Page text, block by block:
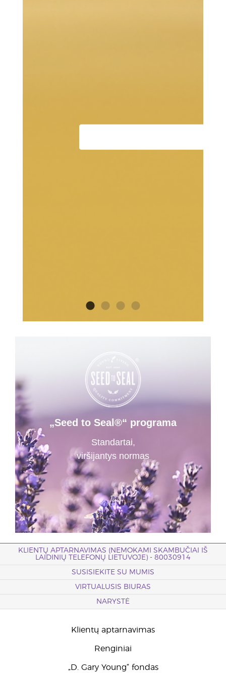
„Seed to Seal®“ programa
Standartai,
viršijantys normas
KLIENTŲ APTARNAVIMAS (NEMOKAMI SKAMBUČIAI IŠ
LAIDINIŲ TELEFONŲ LIETUVOJE) - 80030914
SUSISIEKITE SU MUMIS
VIRTUALUSIS BIURAS
NARYSTĖ
Klientų aptarnavimas
Renginiai
„D. Gary Young“ fondas